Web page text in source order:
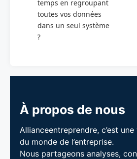
temps en regroupant
toutes vos données
dans un seul système
?
À propos de nous
Allianceentreprendre, c’est
du monde de l’entreprise.
Nous partageons analyses,